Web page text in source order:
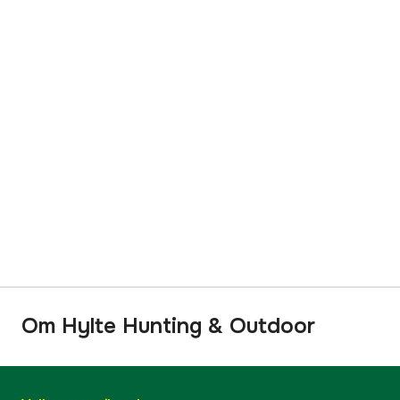
Om Hylte Hunting & Outdoor